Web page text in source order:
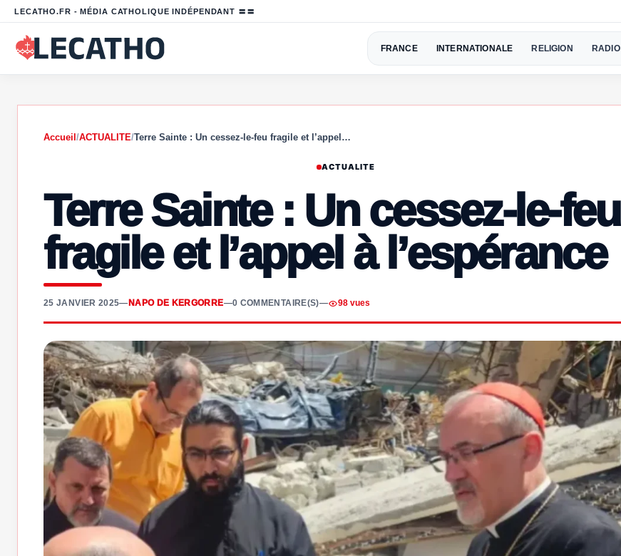
LECATHO.FR - MÉDIA CATHOLIQUE INDÉPENDANT 〓〓
FRANCE INTERNATIONALE RELIGION RADIO
Accueil /ACTUALITE/Terre Sainte : Un cessez-le-feu fragile et l’appel…
ACTUALITE
Terre Sainte : Un cessez-le-feu
fragile et l’appel à l’espérance
25 JANVIER 2025— NAPO DE KERGORRE—0 COMMENTAIRE(S)— 98 vues